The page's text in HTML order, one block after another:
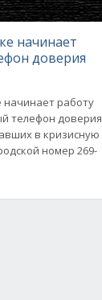
начинает
доверия
начинает работу
телефон доверия
в кризисную
номер 269-